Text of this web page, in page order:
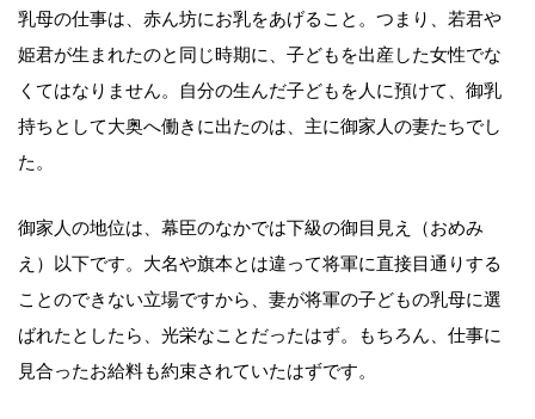
乳母の仕事は、赤ん坊にお乳をあげること。つまり、若君や
姫君が生まれたのと同じ時期に、子どもを出産した女性でな
くてはなりません。自分の生んだ子どもを人に預けて、御乳
持ちとして大奥へ働きに出たのは、主に御家人の妻たちでし
た。
御家人の地位は、幕臣のなかでは下級の御目見え（おめみ
え）以下です。大名や旗本とは違って将軍に直接目通りする
ことのできない立場ですから、妻が将軍の子どもの乳母に選
ばれたとしたら、光栄なことだったはず。もちろん、仕事に
見合ったお給料も約束されていたはずです。